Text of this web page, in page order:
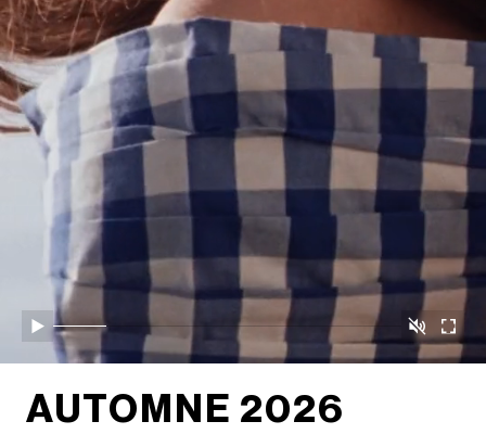
播放 取消静音
开启
AUTOMNE 2026